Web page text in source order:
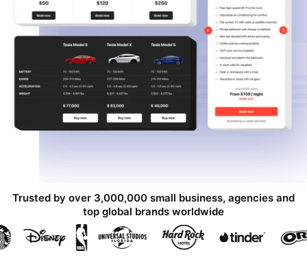
Trusted by over 3,000,000 small business, agencies and
top global brands worldwide